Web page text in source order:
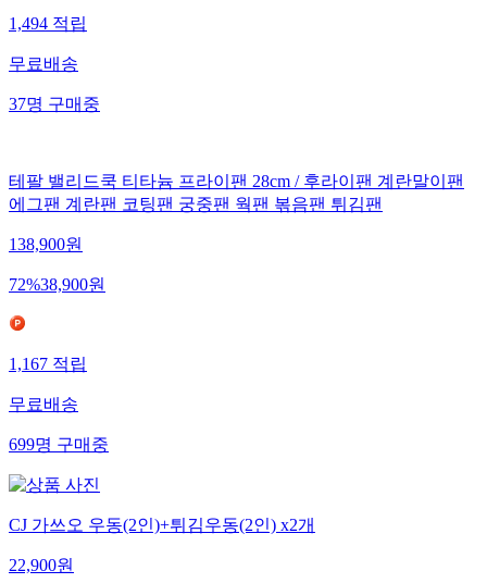
1,494적립
무료배송
37명구매중
테팔 밸리드쿡 티타늄 프라이팬 28cm / 후라이팬 계란말이팬
에그팬 계란팬 코팅팬 궁중팬 웍팬 볶음팬 튀김팬
138,900원
72%38,900원
1,167적립
무료배송
699명구매중
CJ 가쓰오 우동(2인)+튀김우동(2인) x2개
22,900원